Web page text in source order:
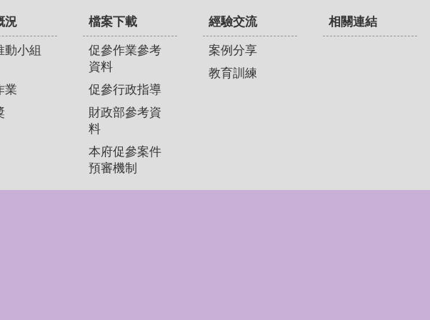
況
動小組
業
檔案下載
促參作業參考
資料
促參行政指導
財政部參考資
料
本府促參案件
預審機制
經驗交流
案例分享
教育訓練
相關連結